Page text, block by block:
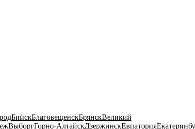
БийскБлаговещенскБрянскВеликий
ВыборгГорно-АлтайскДзержинскЕвпатория